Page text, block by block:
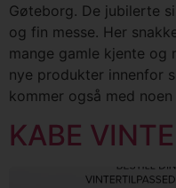
Gøteborg. De jubilerte
og fin messe. Her
mange gamle kjente og
nye produkter innenfor
kommer også med
KABE